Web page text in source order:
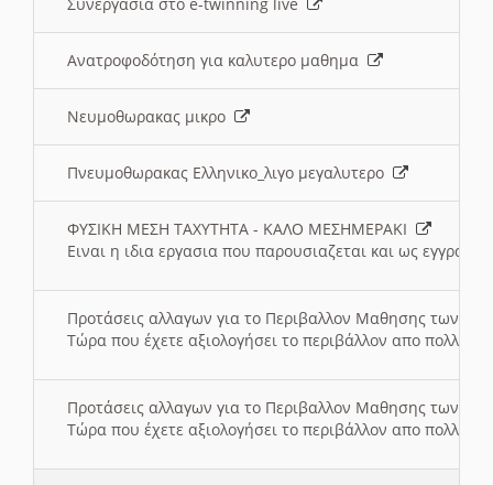
Ανατροφοδότηση για καλυτερο μαθημα
Νευμοθωρακας μικρο
Πνευμοθωρακας Ελληνικο_λιγο μεγαλυτερο
ΦΥΣΙΚΗ ΜΕΣΗ ΤΑΧΥΤΗΤΑ - ΚΑΛΟ ΜΕΣΗΜΕΡΑΚΙ
Ειναι η ιδια εργασια που παρουσιαζεται και ως
Προτάσεις αλλαγων για το Περιβαλλον Μαθησης των
Τώρα που έχετε αξιολογήσει το περιβάλλον απο πολλές
Προτάσεις αλλαγων για το Περιβαλλον Μαθησης των
Τώρα που έχετε αξιολογήσει το περιβάλλον απο πολλές